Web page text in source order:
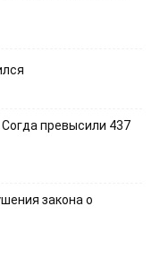
превысили 437
закона о